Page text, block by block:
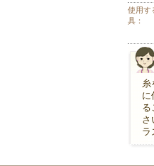
使用す
具：
糸
に
る
さ
ラ